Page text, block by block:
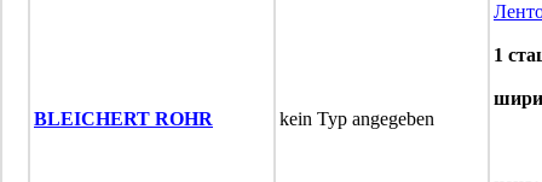
BLEICHERT ROHR kein Typ angegeben
1